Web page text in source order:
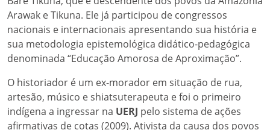
Arawak e Tikuna. Ele já participou de congressos
nacionais e internacionais apresentando sua história e
sua metodologia epistemológica didático-pedagógica
denominada “Educação Amorosa de Aproximação”.
O historiador é um ex-morador em situação de rua,
artesão, músico e shiatsuterapeuta e foi o primeiro
indígena a ingressar na UERJ pelo sistema de ações
afirmativas de cotas (2009). Ativista da causa dos povos